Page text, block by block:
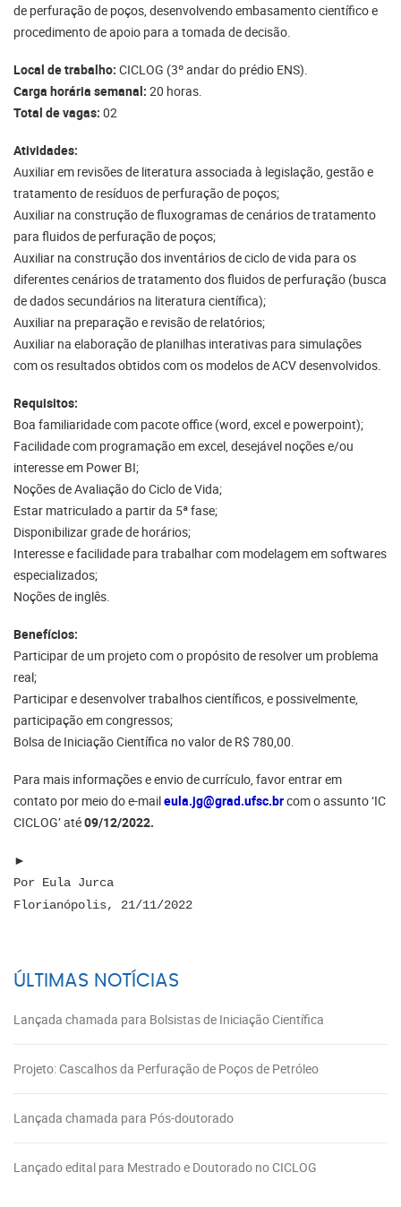
de perfuração de poços, desenvolvendo embasamento científico e
procedimento de apoio para a tomada de decisão.
Local de trabalho: CICLOG (3º andar do prédio ENS).
Carga horária semanal: 20 horas.
Total de vagas: 02
Atividades:
Auxiliar em revisões de literatura associada à legislação, gestão e
tratamento de resíduos de perfuração de poços;
Auxiliar na construção de fluxogramas de cenários de tratamento
para fluidos de perfuração de poços;
Auxiliar na construção dos inventários de ciclo de vida para os
diferentes cenários de tratamento dos fluidos de perfuração (busca
de dados secundários na literatura científica);
Auxiliar na preparação e revisão de relatórios;
Auxiliar na elaboração de planilhas interativas para simulações
com os resultados obtidos com os modelos de ACV desenvolvidos.
Requisitos:
Boa familiaridade com pacote office (word, excel e powerpoint);
Facilidade com programação em excel, desejável noções e/ou
interesse em Power BI;
Noções de Avaliação do Ciclo de Vida;
Estar matriculado a partir da 5ª fase;
Disponibilizar grade de horários;
Interesse e facilidade para trabalhar com modelagem em softwares
especializados;
Noções de inglês.
Benefícios:
Participar de um projeto com o propósito de resolver um problema
real;
Participar e desenvolver trabalhos científicos, e possivelmente,
participação em congressos;
Bolsa de Iniciação Científica no valor de R$ 780,00.
Para mais informações e envio de currículo, favor entrar em
contato por meio do e-maileula.jg@grad.ufsc.brcom o assunto ‘IC
CICLOG’ até09/12/2022.
►
Por Eula Jurca
Florianópolis, 21/11/2022
ÚLTIMAS NOTÍCIAS
Lançada chamada para Bolsistas de Iniciação Científica
Projeto: Cascalhos da Perfuração de Poços de Petróleo
Lançada chamada para Pós-doutorado
Lançado edital para Mestrado e Doutorado no CICLOG